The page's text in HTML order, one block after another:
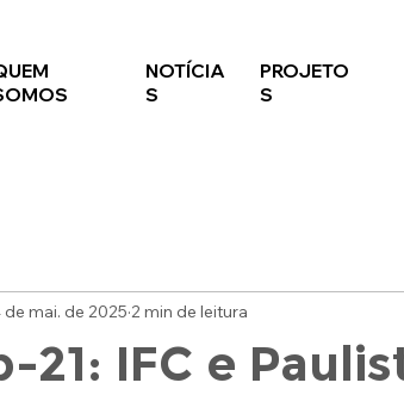
PROJETO
S
NOTÍCIA
S
21: IFC e
de mai. de 2025 2 min de leitura